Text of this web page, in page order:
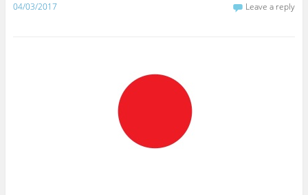
04/03/2017 Leave a reply